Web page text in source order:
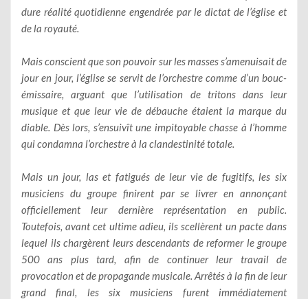
dure réalité quotidienne engendrée par le dictat de l’église et
de la royauté.
Mais conscient que son pouvoir sur les masses s’amenuisait de
jour en jour, l’église se servit de l’orchestre comme d’un bouc-
émissaire, arguant que l’utilisation de tritons dans leur
musique et que leur vie de débauche étaient la marque du
diable. Dès lors, s’ensuivît une impitoyable chasse à l’homme
qui condamna l’orchestre à la clandestinité totale.
Mais un jour, las et fatigués de leur vie de fugitifs, les six
musiciens du groupe finirent par se livrer en annonçant
officiellement leur dernière représentation en public.
Toutefois, avant cet ultime adieu, ils scellèrent un pacte dans
lequel ils chargèrent leurs descendants de reformer le groupe
500 ans plus tard, afin de continuer leur travail de
provocation et de propagande musicale. Arrêtés à la fin de leur
grand final, les six musiciens furent immédiatement